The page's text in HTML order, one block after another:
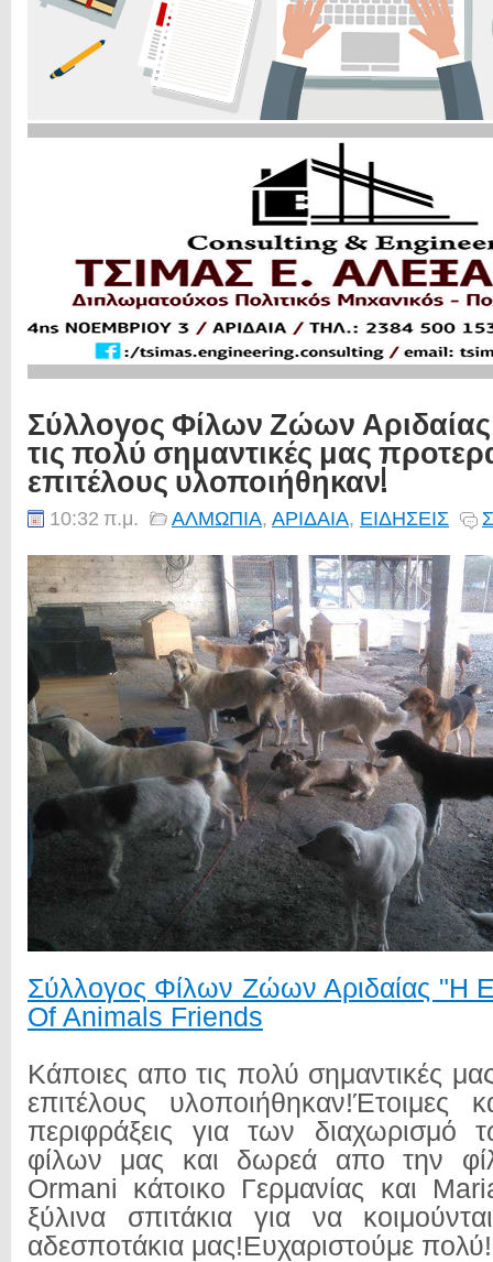
Σύλλογος Φίλων Ζώων
τις πολύ σημαντικές μας
επιτέλους υλοποιήθηκαν!
10:32 π.μ. ΑΛΜΩΠΙΑ, ΑΡΙΔΑΙΑ, ΕΙΔΗΣΕΙΣ
Σύλλογος Φίλων Ζώων Αριδαίας "Η
Of Animals Friends
Κάποιες απο τις πολύ σημαντικές
επιτέλους υλοποιήθηκαν!Έτοιμες
περιφράξεις για των διαχωρισμό
φίλων μας και δωρεά απο την
Ormani κάτοικο Γερμανίας και
ξύλινα σπιτάκια για να
αδεσποτάκια μας!Ευχαριστούμε